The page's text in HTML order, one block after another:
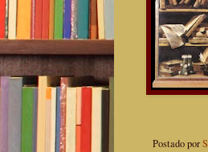
Postado por